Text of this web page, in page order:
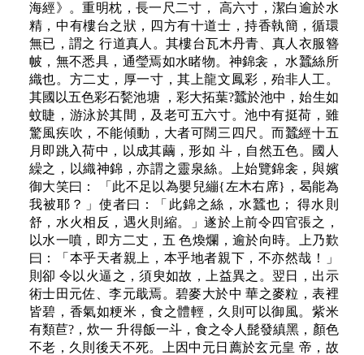
海經》。重明枕，長一尺二寸， 高六寸，潔白逾於水
精，中有樓台之狀，四方有十道士，持香執簡，循環
無已，謂之 行道真人。其樓台瓦木丹青、真人衣服簪
帔，無不悉具，通瑩焉如水睹物。神錦衾， 水蠶絲所
織也。方二丈，厚一寸，其上龍文鳳彩，殆非人工。
其國以五色彩石甃池塘 ，彩大拓葉?蠶於池中，始生如
蚊睫，游泳於其間，及老可五六寸。池中有挺荷，雖
驚風疾吹，不能傾動，大者可闊三四尺。而蠶經十五
月即跳入荷中，以成其繭，形如 斗，自然五色。國人
繰之，以織神錦，亦謂之靈泉絲。上始覽錦衾，與嬪
御大笑曰： 「此不足以為嬰兒繃{左木右席}，曷能為
我被耶？」使者曰：「此錦之絲，水蠶也； 得水則
舒，水火相反，遇火則縮。」遂於上前令四官張之，
以水一噴，即方二丈，五 色煥爛，逾於向時。上乃歎
曰：「本乎天者親上，本乎地者親下，不亦然哉！」
則卻 令以火逼之，須臾如故，上益異之。翌日，出示
術士田元佐、李元戢焉。碧麥大於中 華之麥粒，表裡
皆碧，香氣如粳米，食之體輕，久則可以御風。紫米
有類苣?，炊一 升得飯一斗，食之令人髭發縝黑，顏色
不老，久則後天不死。上因中元日薦於玄元皇 帝，故